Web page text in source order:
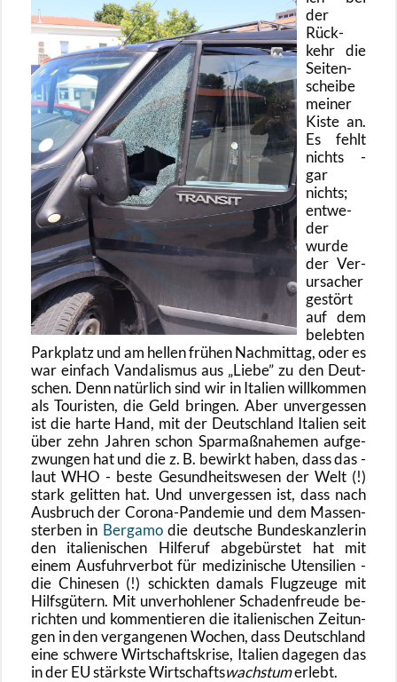
der
Rück­
kehr die
Sei­ten­
schei­be
mei­ner
Kiste an.
Es fehlt
nichts -
gar
nichts;
ent­we­
der
wurde
der Ver­
ur­sa­cher
ge­stört
auf dem
be­leb­ten
Park­platz und am hel­len frü­hen Nach­mit­tag, oder es
war ein­fach Van­da­lis­mus aus Liebe zu den Deut­
schen. Denn na­tür­lich sind wir in Ita­li­en will­kom­men
als Tou­ris­ten, die Geld brin­gen. Aber un­ver­ges­sen
ist die harte Hand, mit der Deutsch­land Ita­li­en seit
über zehn Jah­ren schon Spar­maß­na­he­men auf­ge­
zwun­gen hat und die z. B. be­wirkt haben, dass das -
laut WHO - beste Ge­sund­heits­we­sen der Welt (!)
stark ge­lit­ten hat. Und un­ver­ges­sen ist, dass nach
Aus­bruch der Co­ro­na-Pan­de­mie und dem Mas­sen­
ster­ben in Ber­ga­modie deut­sche Bun­des­kanz­le­rin
den ita­lie­ni­schen Hil­fe­ruf ab­ge­bürs­tet hat mit
einem Aus­fuhr­ver­bot für me­di­zi­ni­sche Uten­si­li­en -
die Chi­ne­sen (!) schick­ten da­mals Flug­zeu­ge mit
Hilfs­gü­tern. Mit un­ver­hoh­le­ner Scha­den­freu­de be­
rich­ten und kom­men­tie­ren die ita­lie­ni­schen Zei­tun­
gen in den ver­gan­ge­nen Wo­chen, dass Deutsch­land
eine schwe­re Wirt­schafts­kri­se, Ita­li­en da­ge­gen das
in der EU stärks­te Wirt­schaftswachs­tumer­lebt.